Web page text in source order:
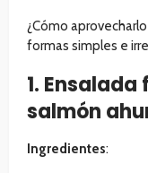
¿Cómo
formas simples e
1.
salmón
Ingredientes: